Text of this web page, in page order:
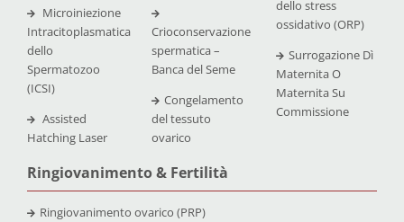
Microiniezione
Intracitoplasmatica
dello
Spermatozoo
(ICSI)
Assisted
Hatching Laser
Crioconservazione
spermatica –
Banca del Seme
Congelamento
del tessuto
ovarico
dello stress
ossidativo (ORP)
Surrogazione Dì
Maternita O
Maternita Su
Commissione
Ringiovanimento & Fertilità
Ringiovanimento ovarico (PRP)